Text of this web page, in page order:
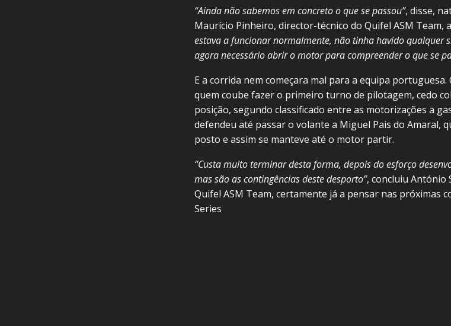
“Ainda não sabemos em concreto o que se passou”, disse,
Maurício Pinheiro, director-técnico do Quifel ASM Team,
estava a funcionar normalmente, não tinha havido qualquer
agora necessário abrir o motor para compreender o que se
E a corrida nem começara mal para a equipa portuguesa.
quem coube fazer o primeiro turno de pilotagem, cedo
posição, segundo classificado entre as motorizações a
defendeu até passar o volante a Miguel Pais do Amaral,
posto e assim se manteve até o motor partir.
“Custa muito terminar desta forma, depois do esforço
mas são as contingências deste desporto”, concluiu António
Quifel ASM Team, certamente já a pensar nas próximas
Series